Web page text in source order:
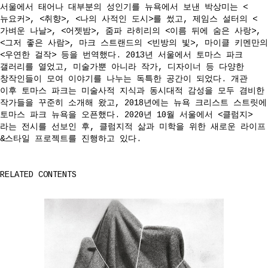
서울에서 태어나 대부분의 성인기를 뉴욕에서 보낸 박상미는 <
뉴요커>, <취향>, <나의 사적인 도시>를 썼고, 제임스 설터의 <
가벼운 나날>, <어젯밤>, 줌파 라히리의 <이름 뒤에 숨은 사랑>,
<그저 좋은 사람>, 마크 스트랜드의 <빈방의 빛>, 마이클 키멘만의
<우연한 걸작> 등을 번역했다. 2013년 서울에서 토마스 파크
갤러리를 열었고, 미술가뿐 아니라 작가, 디자이너 등 다양한
창작인들이 모여 이야기를 나누는 독특한 공간이 되었다. 개관
이후 토마스 파크는 미술사적 지식과 동시대적 감성을 모두 겸비한
작가들을 꾸준히 소개해 왔고, 2018년에는 뉴욕 크리스트 스트릿에
토마스 파크 뉴욕을 오픈했다. 2020년 10월 서울에서 <클럼지>
라는 전시를 선보인 후, 클럼지적 삶과 미학을 위한 새로운 라이프
&스타일 프로젝트를 진행하고 있다.
RELATED CONTENTS